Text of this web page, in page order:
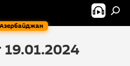
Азербайджан